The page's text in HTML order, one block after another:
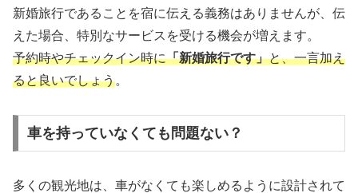
新婚旅行であることを宿に伝える義務はありませんが、伝
えた場合、特別なサービスを受ける機会が増えます。
予約時やチェックイン時に「新婚旅行です」と、一言加え
ると良いでしょう。
車を持っていなくても問題ない？
多くの観光地は、車がなくても楽しめるように設計されて